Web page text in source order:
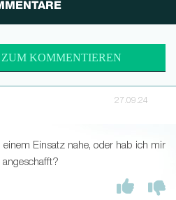
KOMMENTIEREN
27.09.24
Einsatz nahe, oder hab ich mir